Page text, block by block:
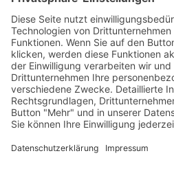
Telefon
E-Mail
Erwünschte Bewerbungsart
Adresse oder Link Karriereportal